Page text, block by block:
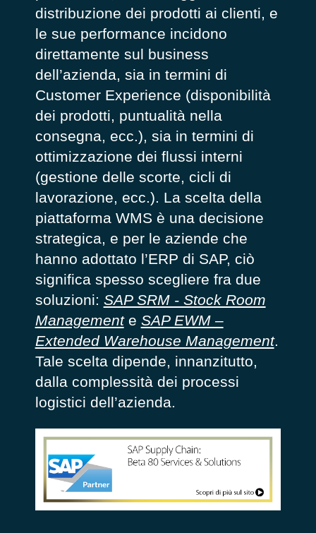
distribuzione dei prodotti ai clienti, e
le sue performance incidono
direttamente sul business
dell’azienda, sia in termini di
Customer Experience (disponibilità
dei prodotti, puntualità nella
consegna, ecc.), sia in termini di
ottimizzazione dei flussi interni
(gestione delle scorte, cicli di
lavorazione, ecc.). La scelta della
piattaforma WMS è una decisione
strategica, e per le aziende che
hanno adottato l’ERP di SAP, ciò
significa spesso scegliere fra due
soluzioni: SAP SRM - Stock Room
Managemente SAP EWM –
Extended Warehouse Management.
Tale scelta dipende, innanzitutto,
dalla complessità dei processi
logistici dell’azienda.